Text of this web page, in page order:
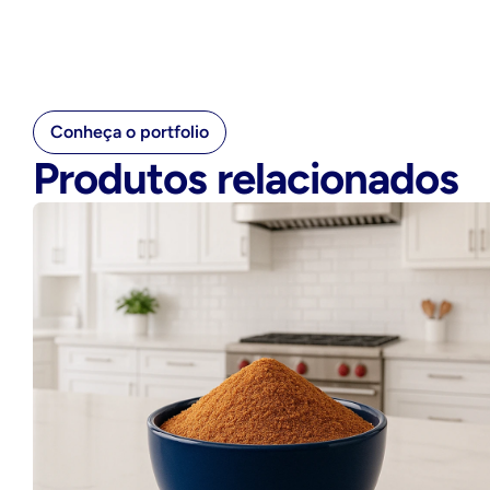
Conheça o portfolio
Produtos relacionados